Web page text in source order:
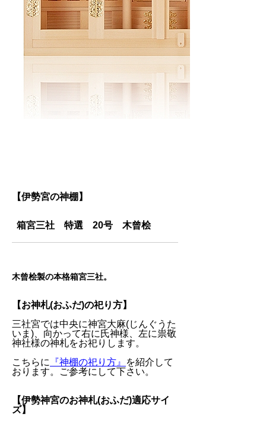
【伊勢宮の神棚】
箱宮三社 特選 20号 木曾桧
木曾桧製の本格箱宮三社。
【お神札(おふだ)の祀り方】
三社宮では中央に神宮大麻(じんぐうた
いま)、向かって右に氏神様、左に祟敬
神社様の神札をお祀りします。
こちらに
『神棚の祀り方』
を紹介して
おります。ご参考にして下さい。
【伊勢神宮のお神札(おふだ)適応サイ
ズ】